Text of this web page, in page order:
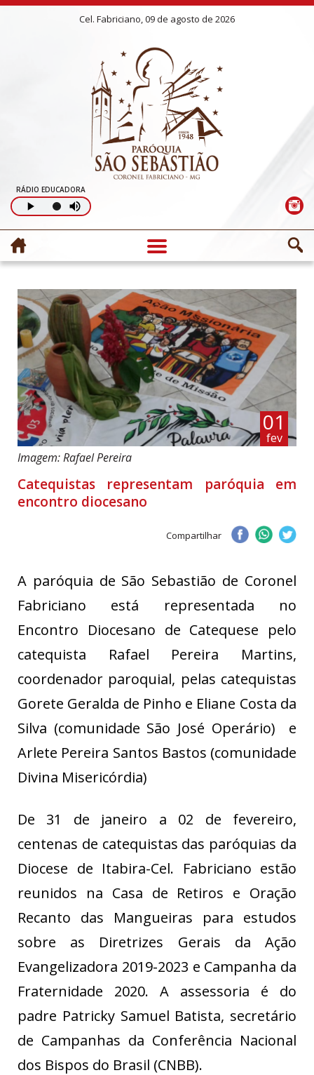
Cel. Fabriciano, 09 de agosto de 2026
RÁDIO EDUCADORA
01
fev
Imagem: Rafael Pereira
Catequistas representam paróquia em
encontro diocesano
Compartilhar
A paróquia de São Sebastião de Coronel
Fabriciano está representada no
Encontro Diocesano de Catequese pelo
catequista Rafael Pereira Martins,
coordenador paroquial, pelas catequistas
Gorete Geralda de Pinho e Eliane Costa da
Silva (comunidade São José Operário) e
Arlete Pereira Santos Bastos (comunidade
Divina Misericórdia)
De 31 de janeiro a 02 de fevereiro,
centenas de catequistas das paróquias da
Diocese de Itabira-Cel. Fabriciano estão
reunidos na Casa de Retiros e Oração
Recanto das Mangueiras para estudos
sobre as Diretrizes Gerais da Ação
Evangelizadora 2019-2023 e Campanha da
Fraternidade 2020. A assessoria é do
padre Patricky Samuel Batista, secretário
de Campanhas da Conferência Nacional
dos Bispos do Brasil (CNBB).